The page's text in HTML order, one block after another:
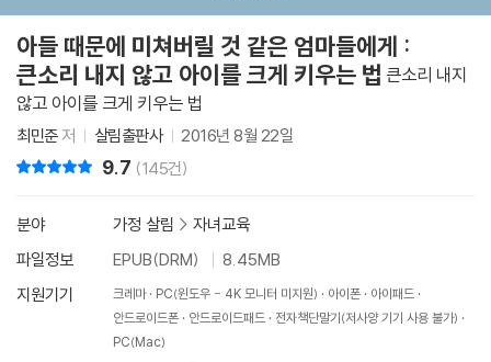
아들 때문에 미쳐버릴 것 같은 엄마들에게 :
큰소리 내지 않고 아이를 크게 키우는 법 큰소리 내지
않고 아이를 크게 키우는 법
최민준저 살림출판사 2016년 8월 22일
9.7 (145건)
분야 가정 살림 > 자녀교육
파일정보
EPUB(DRM)
8.45MB
지원기기
크레마 PC(윈도우 - 4K 모니터 미지원) 아이폰
아이패드
안드로이드폰
안드로이드패드
전자책단말기(저사양 기기 사용 불가)
PC(Mac)